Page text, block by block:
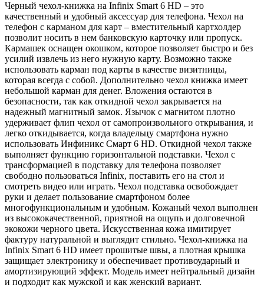
Черный чехол-книжка на Infinix Smart 6 HD – это
качественный и удобный аксессуар для телефона. Чехол на
телефон с карманом для карт – вместительный картхолдер
позволит носить в нем банковскую карточку или пропуск.
Кармашек оснащен окошком, которое позволяет быстро и без
усилий извлечь из него нужную карту. Возможно также
использовать карман под карты в качестве визитницы,
которая всегда с собой. Дополнительно чехол книжка имеет
небольшой карман для денег. Вложения остаются в
безопасности, так как откидной чехол закрывается на
надежный магнитный замок. Язычок с магнитом плотно
удерживает флип чехол от самопроизвольного открывания, и
легко откидывается, когда владельцу смартфона нужно
использовать Инфиникс Смарт 6 HD. Откидной чехол также
выполняет функцию горизонтальной подставки. Чехол с
трансформацией в подставку для телефона позволяет
свободно пользоваться Infinix, поставить его на стол и
смотреть видео или играть. Чехол подставка освобождает
руки и делает пользование смартфоном более
многофункциональным и удобным. Кожаный чехол выполнен
из высококачественной, приятной на ощупь и долговечной
экокожи черного цвета. Искусственная кожа имитирует
фактуру натуральной и выглядит стильно. Чехол-книжка на
Infinix Smart 6 HD имеет прошитые швы, а плотная крышка
защищает электронику и обеспечивает противоударный и
амортизирующий эффект. Модель имеет нейтральный дизайн
и подходит как мужской и как женский вариант.